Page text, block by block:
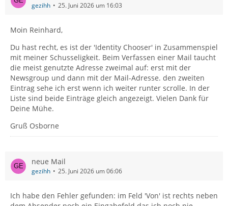
gezihh 25. Juni 2026 um 16:03
Moin Reinhard,
Du hast recht, es ist der 'Identity Chooser' in Zusammenspiel
mit meiner Schusseligkeit. Beim Verfassen einer Mail taucht
die meist genutzte Adresse zweimal auf: erst mit der
Newsgroup und dann mit der Mail-Adresse. den zweiten
Eintrag sehe ich erst wenn ich weiter runter scrolle. In der
Liste sind beide Einträge gleich angezeigt. Vielen Dank für
Deine Mühe.
Gruß Osborne
neue Mail
gezihh 25. Juni 2026 um 06:06
Ich habe den Fehler gefunden: im Feld 'Von' ist rechts neben